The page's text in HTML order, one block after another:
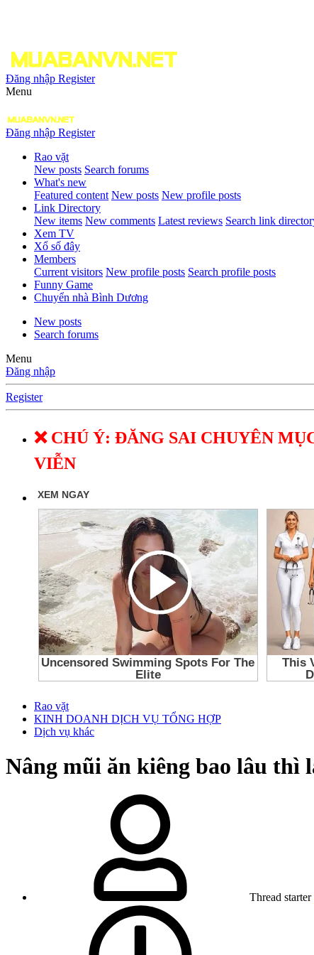
Đăng nhập Register
Menu
Đăng nhập Register
Rao vặt
New posts Search forums
What's new
Featured content New posts New profile posts
Link Directory
New items New comments Latest reviews Search link
Xem TV
Xổ số đây
Members
Current visitors New profile posts Search profile posts
Funny Game
Chuyển nhà Bình Dương
New posts
Search forums
Menu
Đăng nhập
Register
❌ CHÚ Ý: ĐĂNG SAI CHUYÊN
VIỄN
Rao vặt
KINH DOANH DỊCH VỤ TỔNG HỢP
Dịch vụ khác
Nâng mũi ăn kiêng bao lâu thì
Thread starter